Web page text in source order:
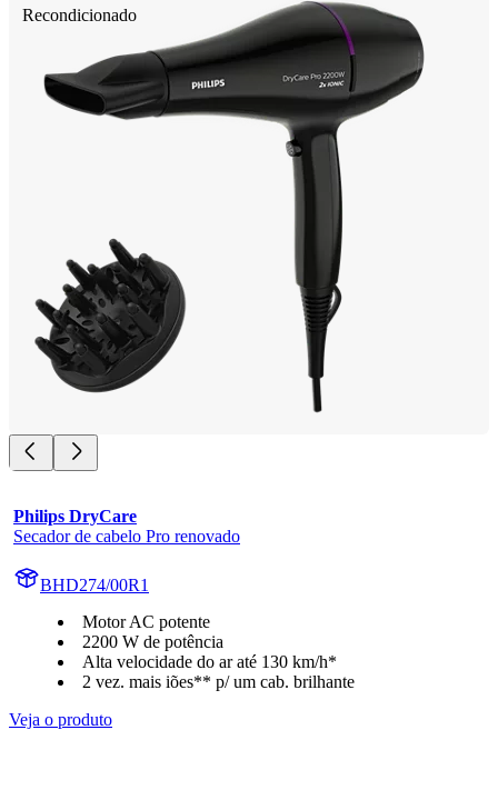
Recondicionado
Philips DryCare
Secador de cabelo Pro renovado
BHD274/00R1
Motor AC potente
2200 W de potência
Alta velocidade do ar até 130 km/h*
2 vez. mais iões** p/ um cab. brilhante
Veja o produto